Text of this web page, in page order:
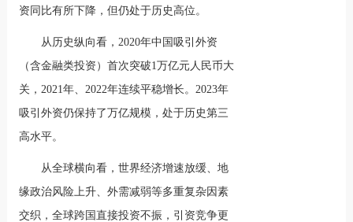
资同比有所下降，但仍处于历史高位。
从历史纵向看，2020年中国吸引外资
（含金融类投资）首次突破1万亿元人民币大
关，2021年、2022年连续平稳增长。2023年
吸引外资仍保持了万亿规模，处于历史第三
高水平。
从全球横向看，世界经济增速放缓、地
缘政治风险上升、外需减弱等多重复杂因素
交织，全球跨国直接投资不振，引资竞争更